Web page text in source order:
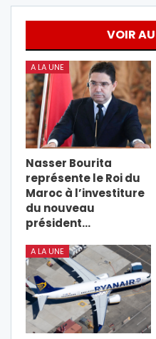
VOIR
A LA UNE
Nasser Bourita
représente le Roi du
Maroc à l’investiture
du nouveau
président…
A LA UNE